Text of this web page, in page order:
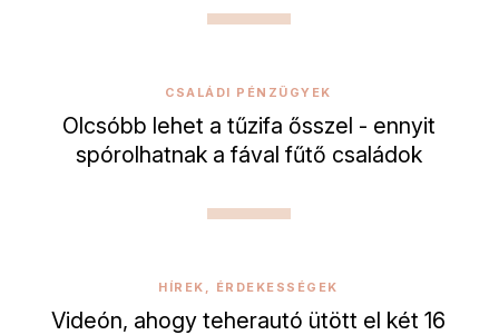
CSALÁDI PÉNZÜGYEK
Olcsóbb lehet a tűzifa ősszel - ennyit
spórolhatnak a fával fűtő családok
HÍREK, ÉRDEKESSÉGEK
Videón, ahogy teherautó ütött el két 16